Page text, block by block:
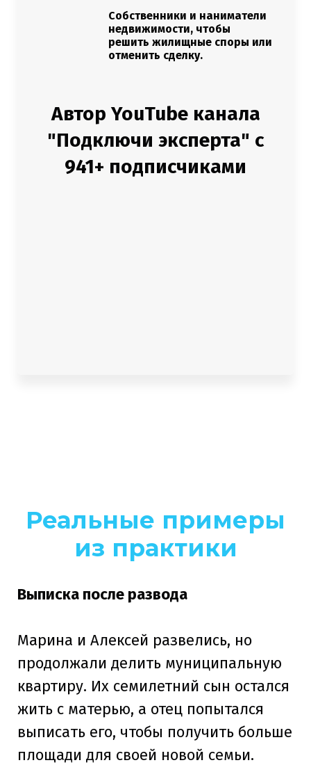
Собственники и наниматели
недвижимости, чтобы
решить жилищные споры или
отменить сделку.
Автор YouTube канала
"Подключи эксперта" с
941+ подписчиками
Реальные примеры
из практики
Выписка после развода
Марина и Алексей развелись, но
продолжали делить муниципальную
квартиру. Их семилетний сын остался
жить с матерью, а отец попытался
выписать его, чтобы получить больше
площади для своей новой семьи.